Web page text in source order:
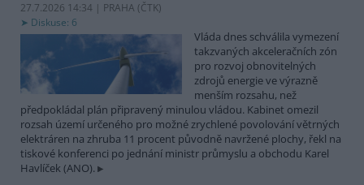
27.7.2026 14:34 | PRAHA (ČTK)
Diskuse: 6
Vláda dnes schválila vymezení
takzvaných akceleračních zón
pro rozvoj obnovitelných
zdrojů energie ve výrazně
menším rozsahu, než
předpokládal plán připravený minulou vládou. Kabinet omezil
rozsah území určeného pro možné zrychlené povolování větrných
elektráren na zhruba 11 procent původně navržené plochy, řekl na
tiskové konferenci po jednání ministr průmyslu a obchodu Karel
Havlíček (ANO).